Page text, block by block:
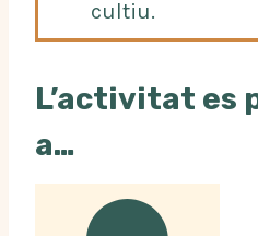
cultiu.
L’activitat es
a…